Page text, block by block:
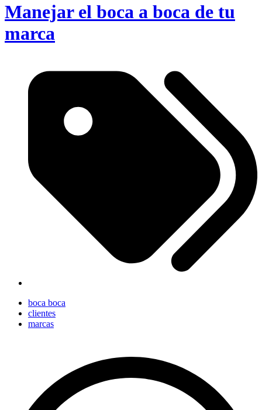
Manejar el boca a boca de tu
marca
boca boca
clientes
marcas